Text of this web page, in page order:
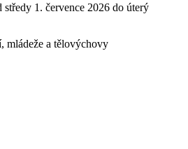
1. července 2026 do úterý
mládeže a tělovýchovy